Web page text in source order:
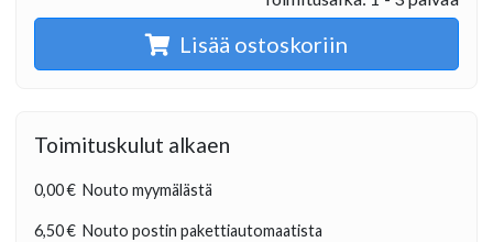
Lisää ostoskoriin
Toimituskulut alkaen
0,00 € Nouto myymälästä
6,50 € Nouto postin pakettiautomaatista